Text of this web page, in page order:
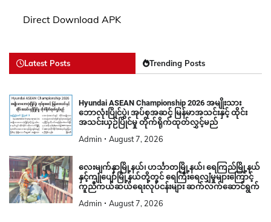
Direct Download APK
Latest Posts Trending Posts
Hyundai ASEAN Championship 2026 အမျိုးသား
ဘောလုံးပြိုင်ပွဲ၊ အုပ်စုအဆင့် မြန်မာအသင်းနှင့် ထိုင်း
အသင်းယှဉ်ပြိုင်မှု တိုက်ရိုက်ထုတ်လွှင့်မည်
Admin August 7, 2026
လေးမျက်နှာမြို့နယ်၊ ဟင်္သာတမြို့နယ်၊ ရေကြည်မြို့နယ်
နှင့်ကျုံပျော်မြို့နယ်တို့တွင် ရေကြီးရေလျှံမှုများကြောင့်
ကူညီကယ်ဆယ်ရေးလုပ်ငန်းများ ဆက်လက်ဆောင်ရွက်
Admin August 7, 2026